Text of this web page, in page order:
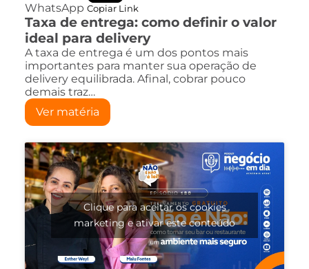
WhatsApp Copiar Link
Taxa de entrega: como definir o valor
ideal para delivery
A taxa de entrega é um dos pontos mais
importantes para manter sua operação de
delivery equilibrada. Afinal, cobrar pouco
demais traz…
Ver matéria
Clique para aceitar os cookies
marketing e ativar este conteúdo